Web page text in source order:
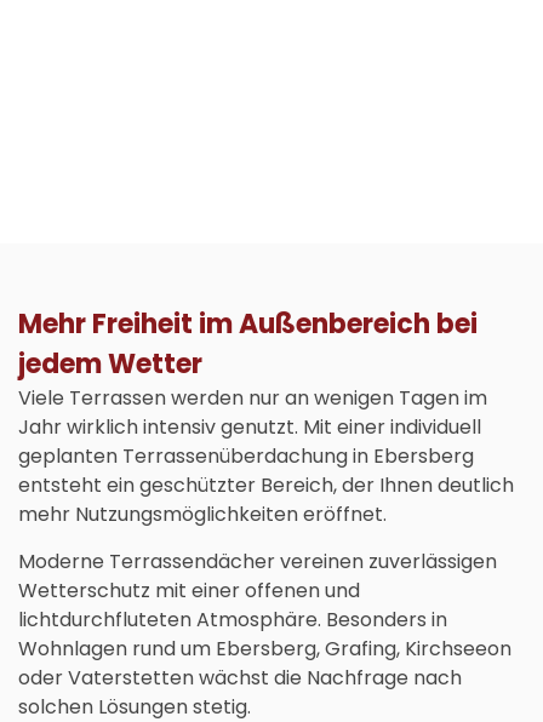
Mehr Freiheit im Außenbereich bei
jedem Wetter
Viele Terrassen werden nur an wenigen Tagen im
Jahr wirklich intensiv genutzt. Mit einer individuell
geplanten Terrassenüberdachung in Ebersberg
entsteht ein geschützter Bereich, der Ihnen deutlich
mehr Nutzungsmöglichkeiten eröffnet.
Moderne Terrassendächer vereinen zuverlässigen
Wetterschutz mit einer offenen und
lichtdurchfluteten Atmosphäre. Besonders in
Wohnlagen rund um Ebersberg, Grafing, Kirchseeon
oder Vaterstetten wächst die Nachfrage nach
solchen Lösungen stetig.